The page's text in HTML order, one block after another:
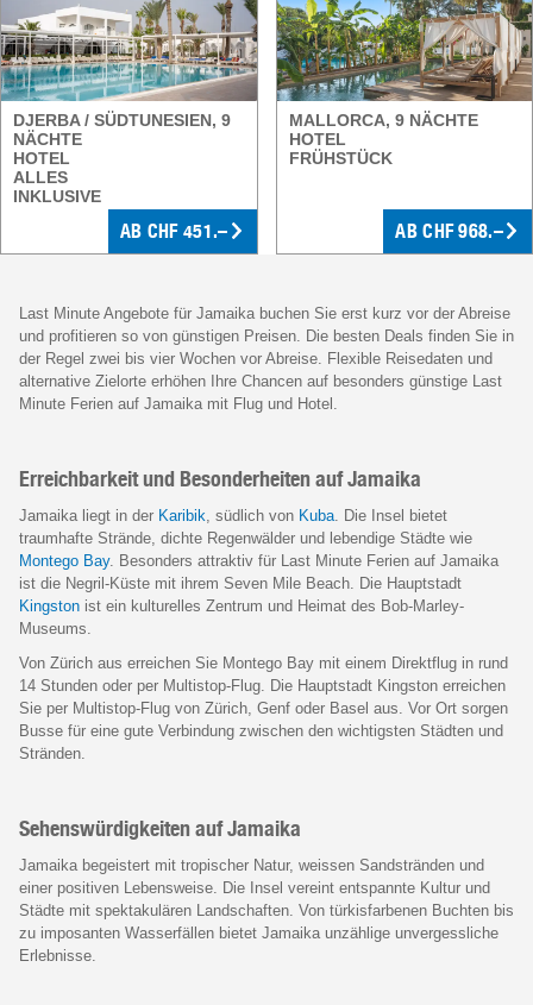
DJERBA / SÜDTUNESIEN, 9
NÄCHTE
HOTEL
ALLES
INKLUSIVE
AB CHF 451.–
MALLORCA, 9 NÄCHTE
HOTEL
FRÜHSTÜCK
AB CHF 968.–
Last Minute Angebote für Jamaika buchen Sie erst kurz vor der Abreise
und profitieren so von günstigen Preisen. Die besten Deals finden Sie in
der Regel zwei bis vier Wochen vor Abreise. Flexible Reisedaten und
alternative Zielorte erhöhen Ihre Chancen auf besonders günstige Last
Minute Ferien auf Jamaika mit Flug und Hotel.
Erreichbarkeit und Besonderheiten auf Jamaika
Jamaika liegt in der Karibik , südlich von Kuba . Die Insel bietet
traumhafte Strände, dichte Regenwälder und lebendige Städte wie
Montego Bay. Besonders attraktiv für Last Minute Ferien auf Jamaika
ist die Negril-Küste mit ihrem Seven Mile Beach. Die Hauptstadt
Kingston ist ein kulturelles Zentrum und Heimat des Bob-Marley-
Museums.
Von Zürich aus erreichen Sie Montego Bay mit einem Direktflug in rund
14 Stunden oder per Multistop-Flug. Die Hauptstadt Kingston erreichen
Sie per Multistop-Flug von Zürich, Genf oder Basel aus. Vor Ort sorgen
Busse für eine gute Verbindung zwischen den wichtigsten Städten und
Stränden.
Sehenswürdigkeiten auf Jamaika
Jamaika begeistert mit tropischer Natur, weissen Sandstränden und
einer positiven Lebensweise. Die Insel vereint entspannte Kultur und
Städte mit spektakulären Landschaften. Von türkisfarbenen Buchten bis
zu imposanten Wasserfällen bietet Jamaika unzählige unvergessliche
Erlebnisse.